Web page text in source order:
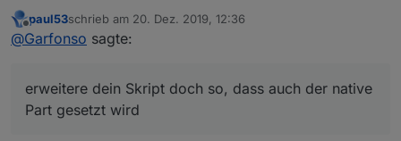
bitte erweitere dein Skript doch so, dass auch der
native Part gesetzt wird, also das hier noch einfügen:
Danke. :-)
Offline
paul53schrieb am 20. Dez. 2019, 12:36
zuletzt editiert von
@Garfonso sagte:
erweitere dein Skript doch so, dass auch der native
Part gesetzt wird